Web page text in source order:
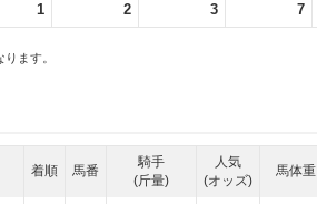
1 2 3 7
ます。
着順 馬番
騎手
(斤量)
人気
(オッズ)
馬体重